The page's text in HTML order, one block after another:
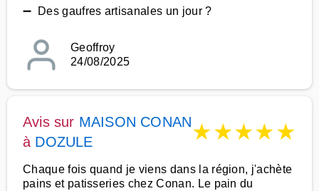
➖ Des gaufres artisanales un jour ?
Geoffroy
24/08/2025
Avis sur MAISON CONAN
à DOZULE ★★★★★
Chaque fois quand je viens dans la région, j'achète
pains et patisseries chez Conan. Le pain du